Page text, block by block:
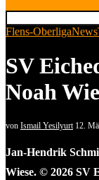
Flens-OberligaNews
SV
Noah
von Ismail Yesilyurt 12.
Jan-Hendrik
Wiese. © 2026 SV